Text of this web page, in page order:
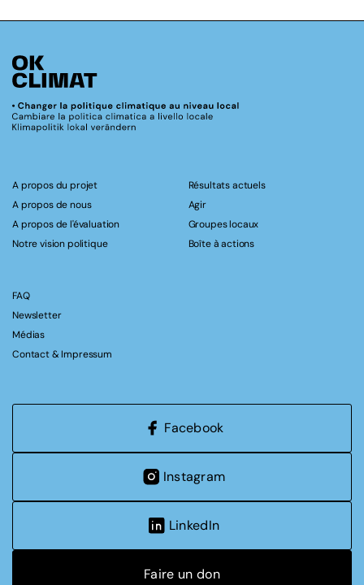
A propos du projet
A propos de nous
A propos de l'évaluation
Notre vision politique
Résultats actuels
Agir
Groupes locaux
Boîte à actions
FAQ
Newsletter
Médias
Contact & Impressum
Facebook
Instagram
LinkedIn
Faire un don